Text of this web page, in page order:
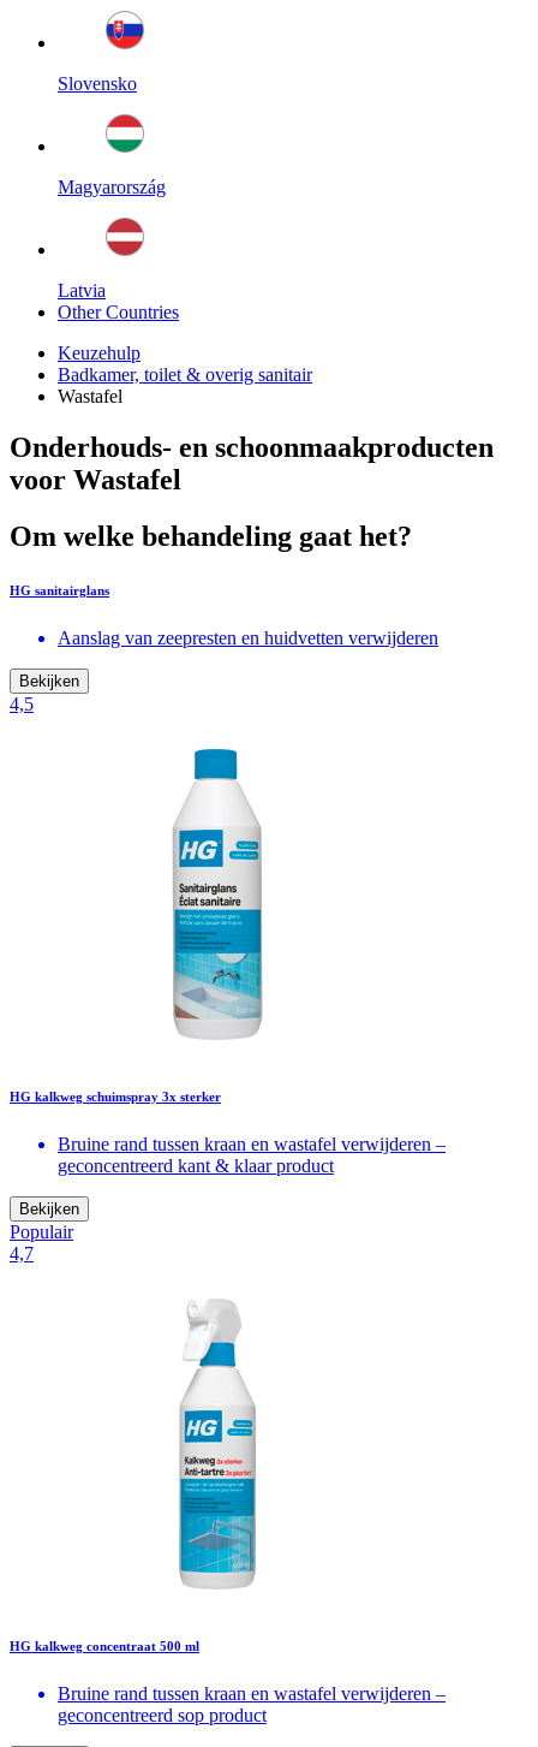
Slovensko
Magyarország
Latvia
Other Countries
Keuzehulp
Badkamer, toilet & overig sanitair
Wastafel
Onderhouds- en schoonmaakproducten
voor Wastafel
Om welke behandeling gaat het?
HG sanitairglans
Aanslag van zeepresten en huidvetten verwijderen
Bekijken
4,5
HG kalkweg schuimspray 3x sterker
Bruine rand tussen kraan en wastafel verwijderen –
geconcentreerd kant & klaar product
Bekijken
Populair
4,7
HG kalkweg concentraat 500 ml
Bruine rand tussen kraan en wastafel verwijderen –
geconcentreerd sop product